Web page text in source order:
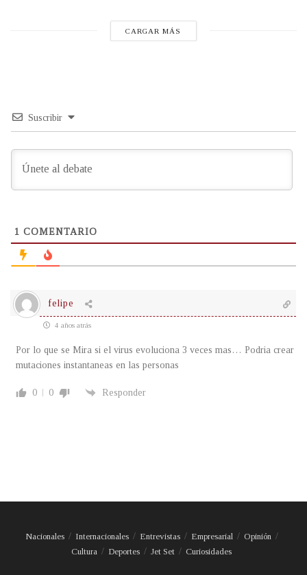
CARGAR MÁS
Suscribir
1 COMENTARIO
felipe
4 años atrás
Por lo que se Mira si el virus evoluciona 3 veces mas… Podria crear
mutaciones instantaneas en las personas
0 0 Responder
Nacionales Internacionales Entrevistas Empresarial
Opinión
Cultura
Deportes Jet Set Curiosidades